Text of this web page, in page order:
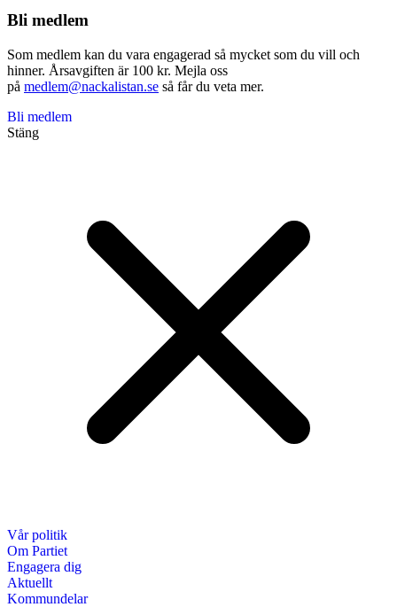
Bli medlem
Som medlem kan du vara engagerad så mycket som du vill och
hinner. Årsavgiften är 100 kr. Mejla oss
på medlem@nackalistan.se så får du veta mer.
Bli medlem
Stäng
Vår politik
Om Partiet
Engagera dig
Aktuellt
Kommundelar